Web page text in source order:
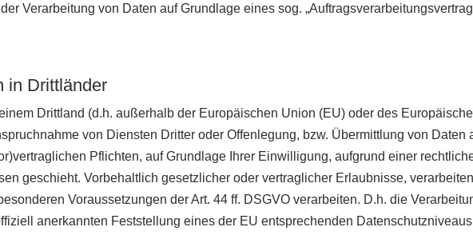
Verarbeitung von Daten auf Grundlage eines sog.
in Drittländer
Drittland (d.h. außerhalb der Europäischen Union (EU) oder des
von Diensten Dritter oder Offenlegung, bzw. Übermittlung von
Pflichten, auf Grundlage Ihrer Einwilligung, aufgrund einer
geschieht. Vorbehaltlich gesetzlicher oder vertraglicher Erlaubnisse,
Voraussetzungen der Art. 44 ff. DSGVO verarbeiten. D.h. die
anerkannten Feststellung eines der EU entsprechenden